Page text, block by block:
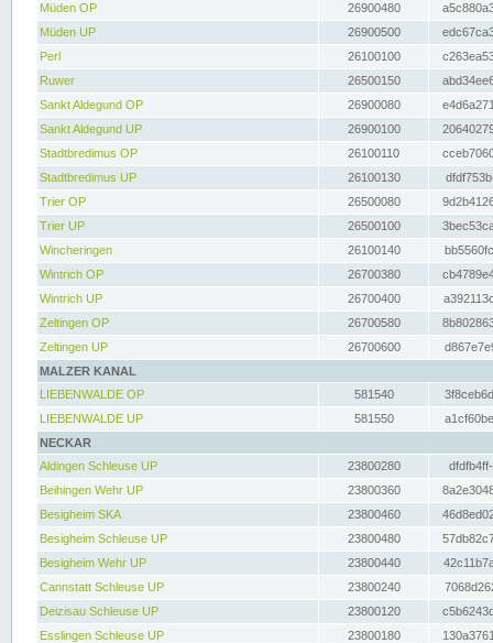
Müden OP
26900480
Müden UP
26900500
Perl
26100100
Ruwer
26500150
Sankt Aldegund OP
26900080
Sankt Aldegund UP
26900100
Stadtbredimus OP
26100110
Stadtbredimus UP
26100130
Trier OP
26500080
Trier UP
26500100
Wincheringen
26100140
Wintrich OP
26700380
Wintrich UP
26700400
Zeltingen OP
26700580
Zeltingen UP
26700600
MALZER KANAL
LIEBENWALDE OP
581540
LIEBENWALDE UP
581550
NECKAR
Aldingen Schleuse UP
23800280
Beihingen Wehr UP
23800360
Besigheim SKA
23800460
Besigheim Schleuse UP
23800480
Besigheim Wehr UP
23800440
Cannstatt Schleuse UP
23800240
Deizisau Schleuse UP
23800120
Esslingen Schleuse UP
23800180